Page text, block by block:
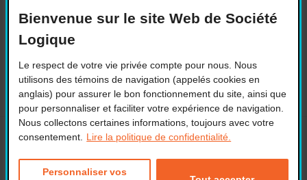
Bienvenue sur le site Web de Société
Logique
Le respect de votre vie privée compte pour nous. Nous
utilisons des témoins de navigation (appelés cookies en
anglais) pour assurer le bon fonctionnement du site, ainsi que
pour personnaliser et faciliter votre expérience de navigation.
Nous collectons certaines informations, toujours avec votre
consentement.
Lire la politique de confidentialité.
Personnaliser vos